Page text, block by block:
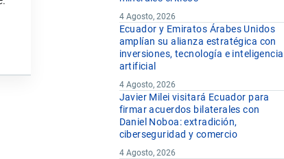
4 Agosto, 2026
Ecuador y Emiratos Árabes Unidos
amplían su alianza estratégica con
inversiones, tecnología e inteligencia
artificial
4 Agosto, 2026
Javier Milei visitará Ecuador para
firmar acuerdos bilaterales con
Daniel Noboa: extradición,
ciberseguridad y comercio
4 Agosto, 2026